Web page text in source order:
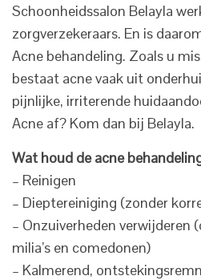
Schoonheidssalon Belayla
zorgverzekeraars. En is
Acne behandeling. Zoals u
bestaat acne vaak uit
pijnlijke, irriterende
Acne af? Kom dan bij Belayla.
Wat houd de acne
– Reinigen
– Dieptereiniging (zonder
– Onzuiverheden verwijderen
milia’s en comedonen)
– Kalmerend,